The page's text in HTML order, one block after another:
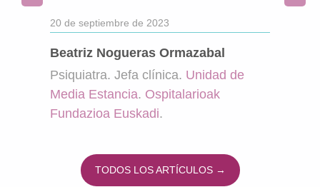
20 de septiembre de 2023
Beatriz Nogueras Ormazabal
Psiquiatra. Jefa clínica. Unidad de
Media Estancia. Ospitalarioak
Fundazioa Euskadi.
TODOS LOS ARTÍCULOS →